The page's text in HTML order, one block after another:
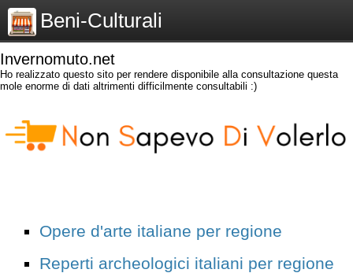
Beni-Culturali
Invernomuto.net
Ho realizzato questo sito per rendere disponibile alla consultazione questa
mole enorme di dati altrimenti difficilmente consultabili :)
Opere d'arte italiane per regione
Reperti archeologici italiani per regione